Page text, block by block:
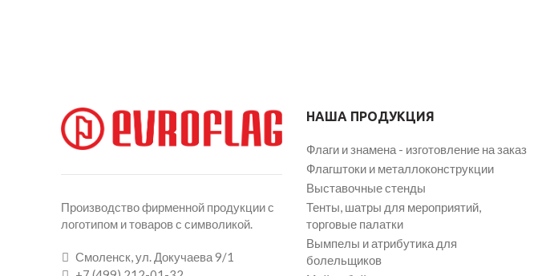
Производство фирменной продукции с
логотипом и товаров с символикой.
Смоленск, ул. Докучаева 9/1
НАША ПРОДУКЦИЯ
Флаги и знамена - изготовление на заказ
Флагштоки и металлоконструкции
Выставочные стенды
Тенты, шатры для мероприятий,
торговые палатки
Вымпелы и атрибутика для
болельщиков